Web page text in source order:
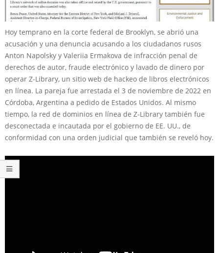
Hoy temprano en la corte federal de Brooklyn, se abrió una
acusación y una denuncia acusando a los ciudadanos rusos
Anton Napolsky y Valeriia Ermakova de infracción penal de
derechos de autor, fraude electrónico y lavado de dinero por
operar Z-Library, un sitio web de hackeo de libros electrónicos
en línea. La pareja fue arrestada el 3 de noviembre de 2022 en
Córdoba, Argentina a pedido de Estados Unidos. Al mismo
tiempo, la red de dominios en línea de Z-Library también fue
desconectada e incautada por el gobierno de EE. UU., de
conformidad con una orden judicial que también se reveló hoy.